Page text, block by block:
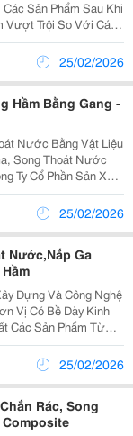
Sản Phẩm Sau Khi
Vượt Trội So Với Các
Chịu Lực Va Đập,
Có Chốt Chống
25/02/2026
Hầm Bằng Gang -
Nước Bằng Vật Liệu
Ty Cổ Phần Sản Xuất
Trường Sơn
Sản Phẩm Chúng Tôi
25/02/2026
Nước,Nắp Ga
Dựng Và Công Nghệ
Vị Có Bề Dày Kinh
Các Sản Phẩm Từ
Cáp , Nắp Hố Ga,
Cho Các Công Trình
25/02/2026
Rác, Song